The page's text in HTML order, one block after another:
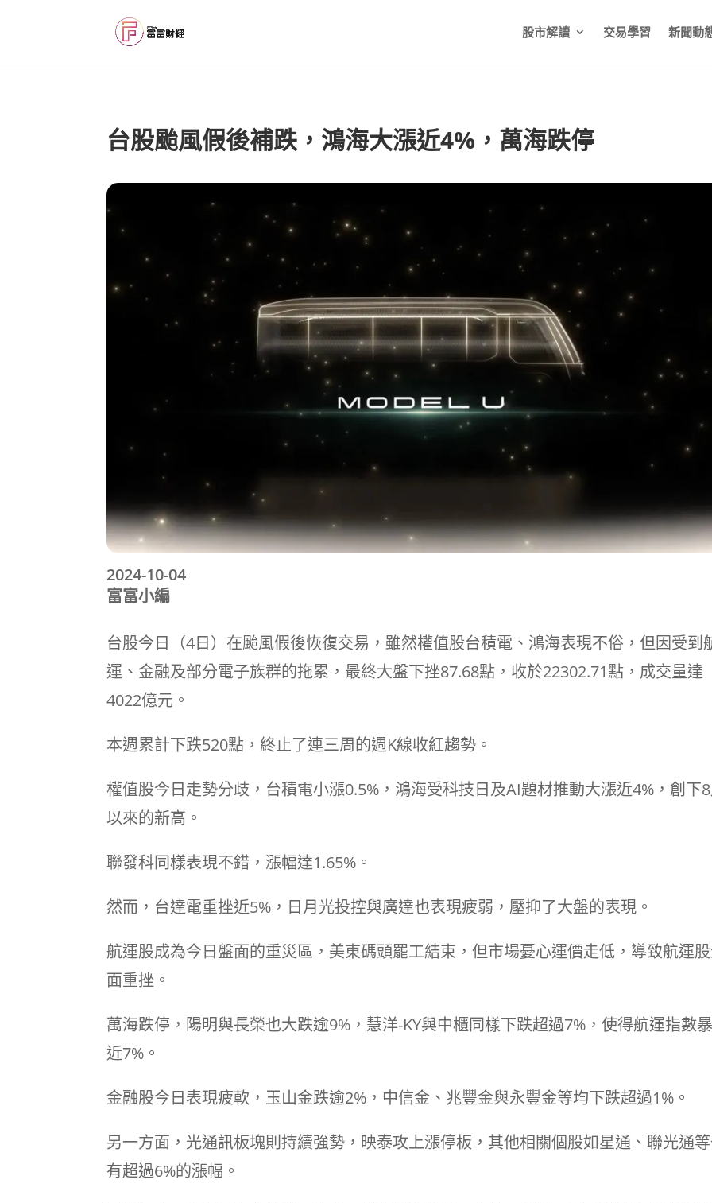
股市解讀 交易學習 新聞動
台股颱風假後補跌，鴻海大漲近4%，萬海跌停
2024-10-04
富富小編
台股今日（4日）在颱風假後恢復交易，雖然權值股台積電、鴻海表現不俗，但因受到
運、金融及部分電子族群的拖累，最終大盤下挫87.68點，收於22302.71點，成交量達
4022億元。
本週累計下跌520點，終止了連三周的週K線收紅趨勢。
權值股今日走勢分歧，台積電小漲0.5%，鴻海受科技日及AI題材推動大漲近4%，創下
以來的新高。
聯發科同樣表現不錯，漲幅達1.65%。
然而，台達電重挫近5%，日月光投控與廣達也表現疲弱，壓抑了大盤的表現。
航運股成為今日盤面的重災區，美東碼頭罷工結束，但市場憂心運價走低，導致航運
面重挫。
萬海跌停，陽明與長榮也大跌逾9%，慧洋-KY與中櫃同樣下跌超過7%，使得航運指數
近7%。
金融股今日表現疲軟，玉山金跌逾2%，中信金、兆豐金與永豐金等均下跌超過1%。
另一方面，光通訊板塊則持續強勢，映泰攻上漲停板，其他相關個股如星通、聯光通
有超過6%的漲幅。